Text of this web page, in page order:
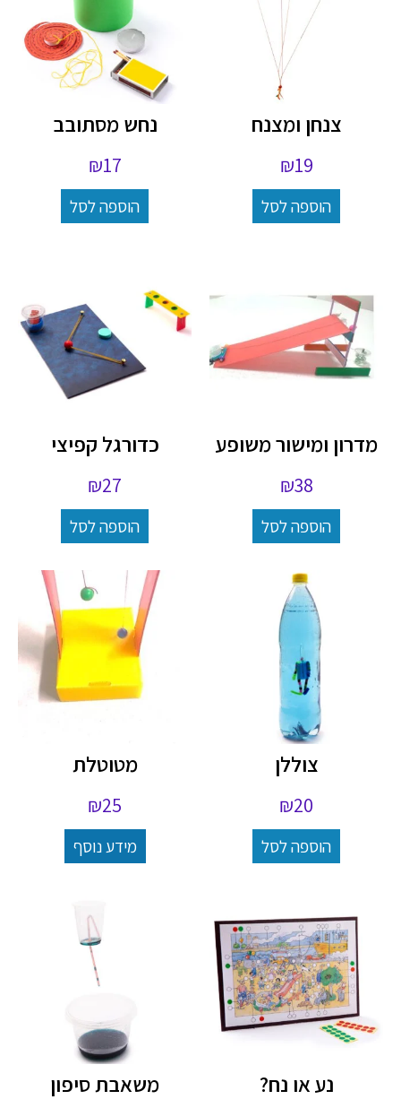
צנחן ומצנח
₪19
הוספה לסל
נחש מסתובב
₪17
הוספה לסל
מדרון ומישור משופע
₪38
הוספה לסל
כדורגל קפיצי
₪27
הוספה לסל
צוללן
₪20
הוספה לסל
מטוטלת
₪25
מידע נוסף
נע או נח? משאבת סיפון